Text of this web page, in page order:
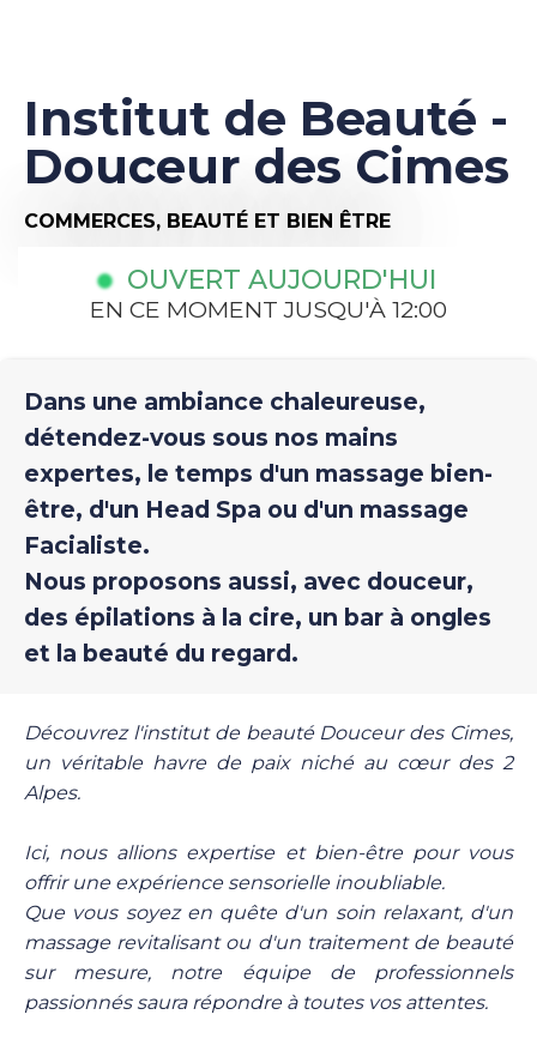
Institut de Beauté -
Douceur des Cimes
COMMERCES, BEAUTÉ ET BIEN ÊTRE
OUVERT AUJOURD'HUI
EN CE MOMENT JUSQU'À 12:00
Dans une ambiance chaleureuse,
détendez-vous sous nos mains
expertes, le temps d'un massage bien-
être, d'un Head Spa ou d'un massage
Facialiste.
Nous proposons aussi, avec douceur,
des épilations à la cire, un bar à ongles
et la beauté du regard.
Découvrez l'institut de beauté Douceur des Cimes,
un véritable havre de paix niché au cœur des 2
Alpes.
Ici, nous allions expertise et bien-être pour vous
offrir une expérience sensorielle inoubliable.
Que vous soyez en quête d'un soin relaxant, d'un
massage revitalisant ou d'un traitement de beauté
sur mesure, notre équipe de professionnels
passionnés saura répondre à toutes vos attentes.